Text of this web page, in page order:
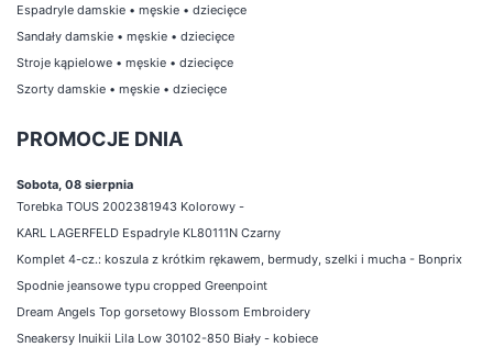
Espadryle damskie • męskie • dziecięce
Sandały damskie • męskie • dziecięce
Stroje kąpielowe • męskie • dziecięce
Szorty damskie • męskie • dziecięce
PROMOCJE DNIA
Sobota, 08 sierpnia
Torebka TOUS 2002381943 Kolorowy -
KARL LAGERFELD Espadryle KL80111N Czarny
Komplet 4-cz.: koszula z krótkim rękawem, bermudy, szelki i mucha - Bonprix
Spodnie jeansowe typu cropped Greenpoint
Dream Angels Top gorsetowy Blossom Embroidery
Sneakersy Inuikii Lila Low 30102-850 Biały - kobiece